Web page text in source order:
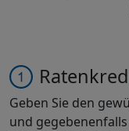
Geben Sie den
und